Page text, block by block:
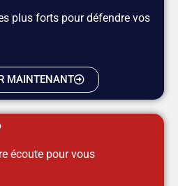
plus forts pour défendre vos
MAINTENANT
écoute pour vous